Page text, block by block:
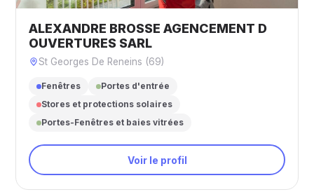
ALEXANDRE BROSSE AGENCEMENT D
OUVERTURES SARL
St Georges De Reneins (69)
Fenêtres
Portes d'entrée
Stores et protections solaires
Portes-Fenêtres et baies vitrées
Voir le profil